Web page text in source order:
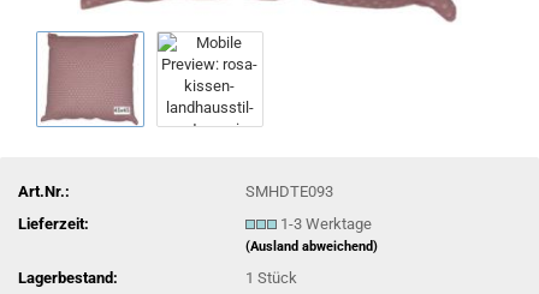
Art.Nr.:
SMHDTE093
Lieferzeit:
1-3 Werktage
(Ausland abweichend)
Lagerbestand: 1Stück